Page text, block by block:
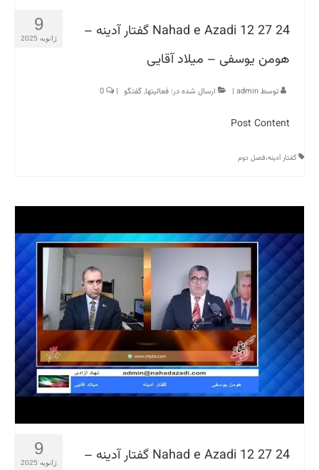
9
ژانویه 2025
Nahad e Azadi 12 27 24 گفتار آدینه –
هومن یوسفی – میلاد آقایی
توسطadmin
| ارسال شده در: فعالیتها,گفتگو |
Post Content
گفتار آدینه،فصل دوم
9
ژانویه 2025
Nahad e Azadi 12 27 24 گفتار آدینه –